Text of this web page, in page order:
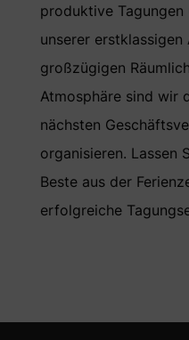
produktive
unserer erstklassigen
großzügigen
Atmosphäre sind wir
nächsten
organisieren. Lassen
Beste aus der
erfolgreiche